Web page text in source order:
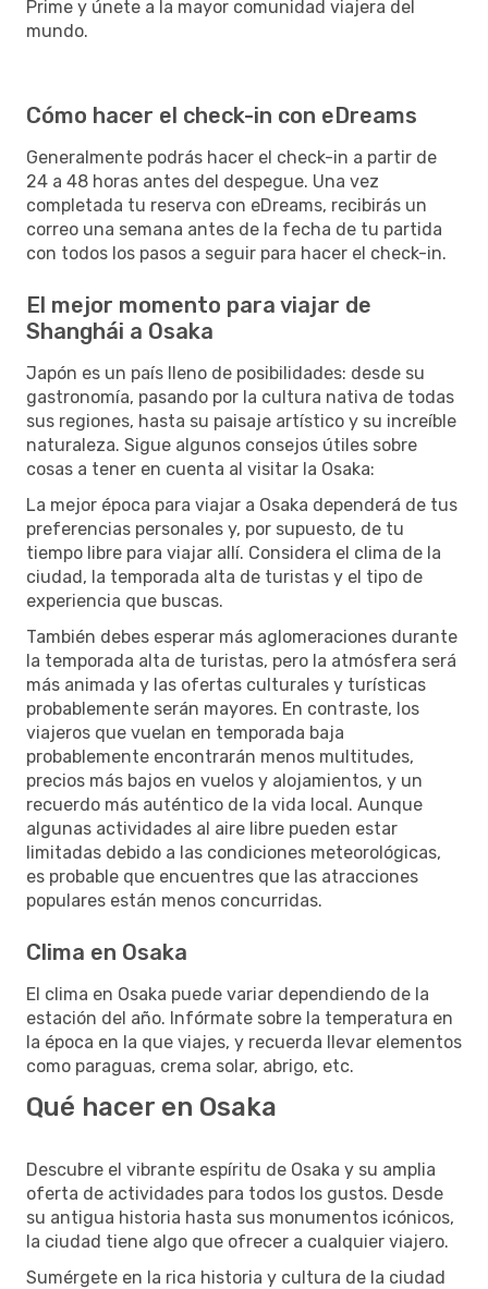
Prime y únete a la mayor comunidad viajera del
mundo.
Cómo hacer el check-in con eDreams
Generalmente podrás hacer el check-in a partir de
24 a 48 horas antes del despegue. Una vez
completada tu reserva con eDreams, recibirás un
correo una semana antes de la fecha de tu partida
con todos los pasos a seguir para hacer el check-in.
El mejor momento para viajar de
Shanghái a Osaka
Japón es un país lleno de posibilidades: desde su
gastronomía, pasando por la cultura nativa de todas
sus regiones, hasta su paisaje artístico y su increíble
naturaleza. Sigue algunos consejos útiles sobre
cosas a tener en cuenta al visitar la Osaka:
La mejor época para viajar a Osaka dependerá de tus
preferencias personales y, por supuesto, de tu
tiempo libre para viajar allí. Considera el clima de la
ciudad, la temporada alta de turistas y el tipo de
experiencia que buscas.
También debes esperar más aglomeraciones durante
la temporada alta de turistas, pero la atmósfera será
más animada y las ofertas culturales y turísticas
probablemente serán mayores. En contraste, los
viajeros que vuelan en temporada baja
probablemente encontrarán menos multitudes,
precios más bajos en vuelos y alojamientos, y un
recuerdo más auténtico de la vida local. Aunque
algunas actividades al aire libre pueden estar
limitadas debido a las condiciones meteorológicas,
es probable que encuentres que las atracciones
populares están menos concurridas.
Clima en Osaka
El clima en Osaka puede variar dependiendo de la
estación del año. Infórmate sobre la temperatura en
la época en la que viajes, y recuerda llevar elementos
como paraguas, crema solar, abrigo, etc.
Qué hacer en Osaka
Descubre el vibrante espíritu de Osaka y su amplia
oferta de actividades para todos los gustos. Desde
su antigua historia hasta sus monumentos icónicos,
la ciudad tiene algo que ofrecer a cualquier viajero.
Sumérgete en la rica historia y cultura de la ciudad